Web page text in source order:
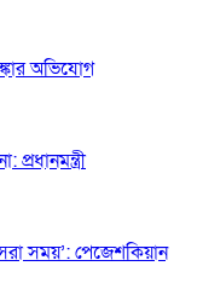
অভিযোগ
সময়’: পেজেশকিয়ান